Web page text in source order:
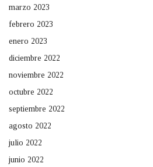
marzo 2023
febrero 2023
enero 2023
diciembre 2022
noviembre 2022
octubre 2022
septiembre 2022
agosto 2022
julio 2022
junio 2022